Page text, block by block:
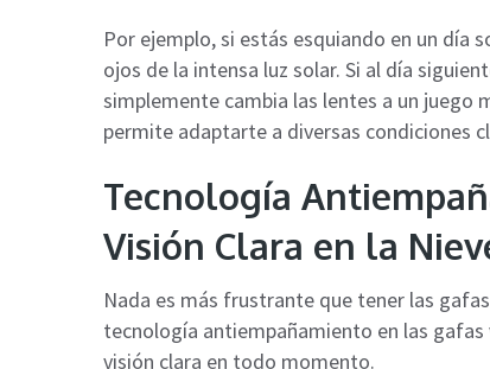
Por ejemplo, si estás esquiando en un día
ojos de la intensa luz solar. Si al día
simplemente cambia las lentes a un juego
permite adaptarte a diversas condiciones
Tecnología
Visión Clara en la
Nada es más frustrante que tener las
tecnología antiempañamiento en las
visión clara en todo momento.